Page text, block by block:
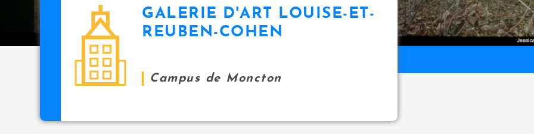
GALERIE D'ART LOUISE-ET-
REUBEN-COHEN
Campus de Moncton